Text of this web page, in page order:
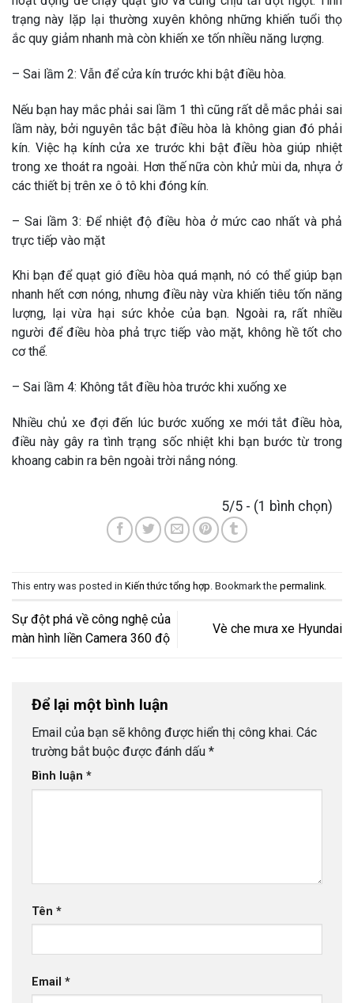
trạng này lặp lại thường xuyên không những khiến tuổi thọ
ắc quy giảm nhanh mà còn khiến xe tốn nhiều năng lượng.
– Sai lầm 2: Vẫn để cửa kín trước khi bật điều hòa.
Nếu bạn hay mắc phải sai lầm 1 thì cũng rất dễ mắc phải sai
lầm này, bởi nguyên tắc bật điều hòa là không gian đó phải
kín. Việc hạ kính cửa xe trước khi bật điều hòa giúp nhiệt
trong xe thoát ra ngoài. Hơn thế nữa còn khử mùi da, nhựa ở
các thiết bị trên xe ô tô khi đóng kín.
– Sai lầm 3: Để nhiệt độ điều hòa ở mức cao nhất và phả
trực tiếp vào mặt
Khi bạn để quạt gió điều hòa quá mạnh, nó có thể giúp bạn
nhanh hết cơn nóng, nhưng điều này vừa khiến tiêu tốn năng
lượng, lại vừa hại sức khỏe của bạn. Ngoài ra, rất nhiều
người để điều hòa phả trực tiếp vào mặt, không hề tốt cho
cơ thể.
– Sai lầm 4: Không tắt điều hòa trước khi xuống xe
Nhiều chủ xe đợi đến lúc bước xuống xe mới tắt điều hòa,
điều này gây ra tình trạng sốc nhiệt khi bạn bước từ trong
khoang cabin ra bên ngoài trời nắng nóng.
5/5 - (1 bình chọn)
This entry was posted in Kiến thức tổng hợp . Bookmark the permalink
Sự đột phá về công nghệ của
màn hình liền Camera 360 độ
Vè che mưa xe Hyundai
Để lại một bình luận
Email của bạn sẽ không được hiển thị công khai. Các
trường bắt buộc được đánh dấu *
Bình luận *
Tên *
Email *